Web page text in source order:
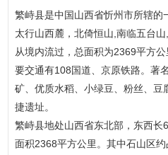
繁峙县是中国山西省忻州市所辖的
太行山西麓，北倚恒山,南临五台
从境内流过，总面积为2369平方
要交通有108国道、京原铁路。著
矿、优质水稻、小绿豆、粉丝、豆
捷遗址。
繁峙县地处山西省东北部，东西
面积2368平方公里。其中石山区